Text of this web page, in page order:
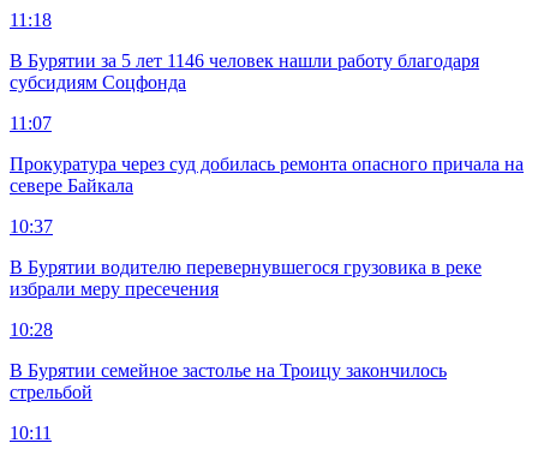
11:18
В Бурятии за 5 лет 1146 человек нашли работу благодаря
субсидиям Соцфонда
11:07
Прокуратура через суд добилась ремонта опасного причала на
севере Байкала
10:37
В Бурятии водителю перевернувшегося грузовика в реке
избрали меру пресечения
10:28
В Бурятии семейное застолье на Троицу закончилось
стрельбой
10:11